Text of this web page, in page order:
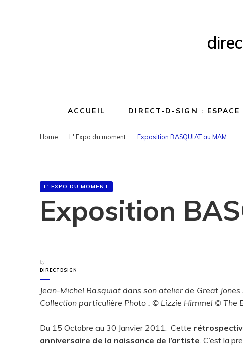
ACCUEIL DIRECT-D-SIGN : ESPACE
Home L' Expo du moment Exposition BASQUIAT au MAM
L' EXPO DU MOMENT
Exposition
by
DIRECTDSIGN
Jean-Michel Basquiat dans son atelier de Great
Collection particulière Photo : © Lizzie Himmel ©
Du 15 Octobre au 30 Janvier 2011. Cette
anniversaire de la naissance de l’artiste. C’est la